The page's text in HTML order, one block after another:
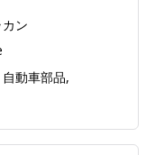
ン
動車部品,